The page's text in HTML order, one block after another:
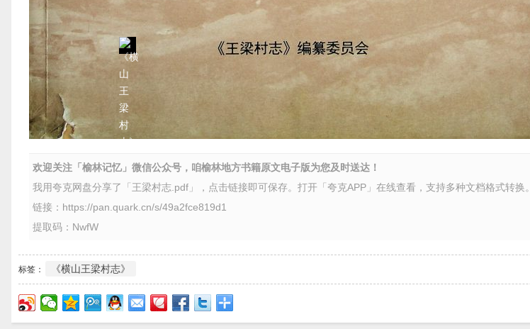
欢迎关注「榆林记忆」微信公众号，咱榆林地方书籍原文电子版为您及时送达！
我用夸克网盘分享了「王梁村志.pdf」，点击链接即可保存。打开「夸克APP」在线查看，支持多种文档格式转换。
链接：https://pan.quark.cn/s/49a2fce819d1
提取码：NwfW
标签： 《横山王梁村志》